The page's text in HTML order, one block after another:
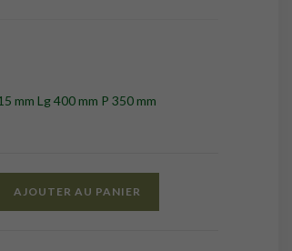
mm Lg 400 mm P 350 mm
AJOUTER AU PANIER